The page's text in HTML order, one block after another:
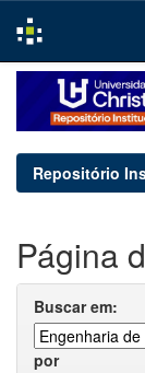
navigation
Repositório
Página
Buscar em:
por